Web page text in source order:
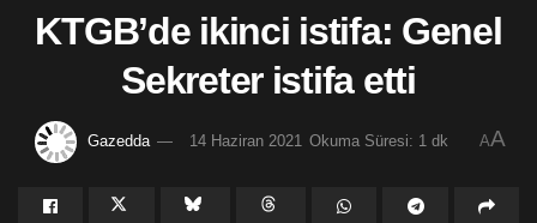
KTGB’de ikinci istifa: Genel
Sekreter istifa etti
Gazedda 14 Haziran 2021 Okuma Süresi: 1 dk AA